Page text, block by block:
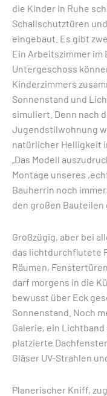
die Kinder in Ruhe
Schallschutztüren
eingebaut. Es gibt
Ein Arbeitszimmer im
Untergeschoss
Kinderzimmers
Sonnenstand und
simuliert. Denn nach
Jugendstilwohnung
natürlicher Helligkeit
„Das Modell
Montage unseres
Bauherrin noch
den großen
Großzügig, aber bei
das lichtdurchflutete
Räumen,
darf morgens in die
bewusst über Eck
Sonnenstand. Noch
Galerie, ein
platzierte
Gläser UV-Strahlen
Planerischer Kniff,